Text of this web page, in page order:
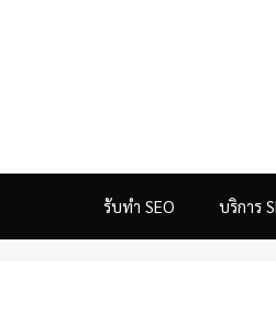
รับทำ SEO บริการ